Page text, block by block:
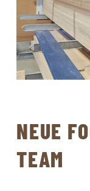
NEUE
TEAM